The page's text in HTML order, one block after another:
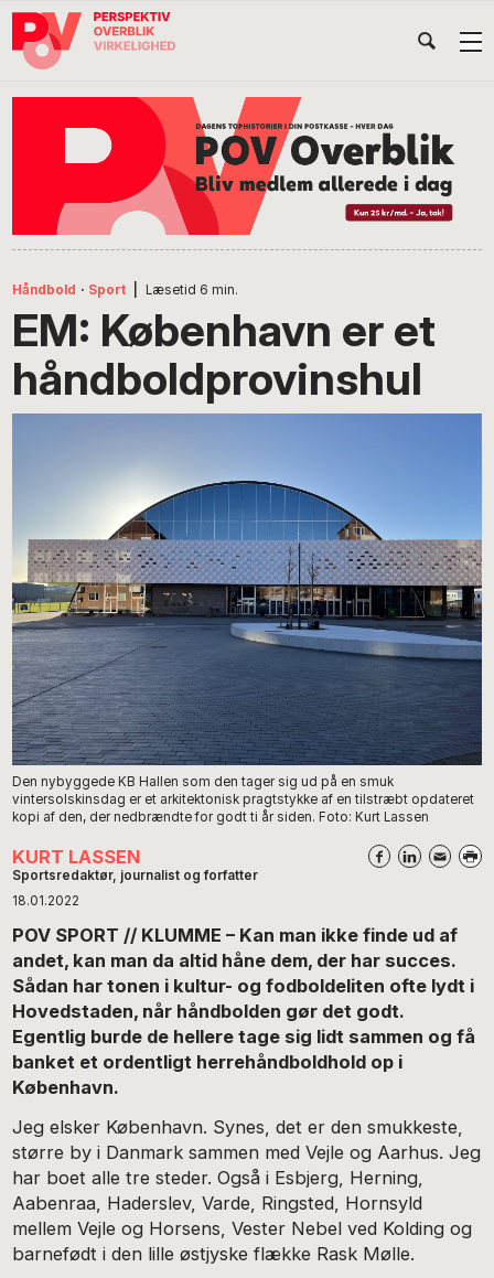
Gå
direkte
Skip
indhold
Gå
direkte
Håndbold · Sport Læsetid 6 min.
EM: København er et
håndboldprovinshul
Den nybyggede KB Hallen som den tager sig ud på en smuk
vintersolskinsdag er et arkitektonisk pragtstykke af en tilstræbt opdateret
kopi af den, der nedbrændte for godt ti år siden. Foto: Kurt Lassen
KURT LASSEN
Sportsredaktør, journalist og forfatter
18.01.2022
POV SPORT // KLUMME – Kan man ikke finde ud af
andet, kan man da altid håne dem, der har succes.
Sådan har tonen i kultur- og fodboldeliten ofte lydt i
Hovedstaden, når håndbolden gør det godt.
Egentlig burde de hellere tage sig lidt sammen og få
banket et ordentligt herrehåndboldhold op i
København.
Jeg elsker København. Synes, det er den smukkeste,
større by i Danmark sammen med Vejle og Aarhus. Jeg
har boet alle tre steder. Også i Esbjerg, Herning,
Aabenraa, Haderslev, Varde, Ringsted, Hornsyld
mellem Vejle og Horsens, Vester Nebel ved Kolding og
barnefødt i den lille østjyske flække Rask Mølle.